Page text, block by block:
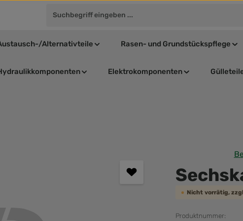
Alternativteile Rasen- und Grundstückspflege
Elektrokomponenten
Nicht vorrätig,
Produktnummer: